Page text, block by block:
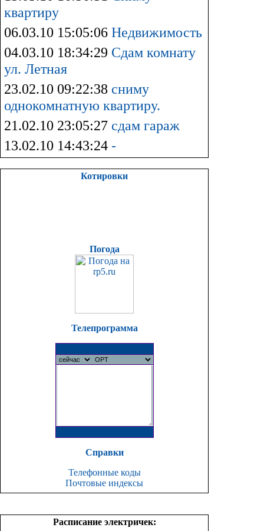
квартиру
06.03.10 15:05:06 Недвижимость
04.03.10 18:34:29 Сдам комнату
ул. Летная
23.02.10 09:22:38 сниму
однокомнатную квартиру.
21.02.10 23:05:27 сдам гараж
13.02.10 14:43:24 -
Котировки
Погода
Телепрограмма
Справки
Телефонные коды
Почтовые индексы
Расписание электричек: